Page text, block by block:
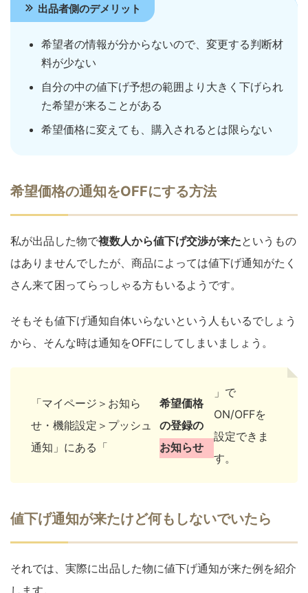
出品者側のデメリット
希望者の情報が分からないので、変更する判断材
料が少ない
自分の中の値下げ予想の範囲より大きく下げられ
た希望が来ることがある
希望価格に変えても、購入されるとは限らない
希望価格の通知をOFFにする方法
私が出品した物で複数人から値下げ交渉が来たというもの
はありませんでしたが、商品によっては値下げ通知がたく
さん来て困ってらっしゃる方もいるようです。
そもそも値下げ通知自体いらないという人もいるでしょう
から、そんな時は通知をOFFにしてしまいましょう。
「マイページ＞お知ら
せ・機能設定＞プッシュ
通知」にある「
希望価格
の登録の
お知らせ
」で
ON/OFFを
設定できま
す。
値下げ通知が来たけど何もしないでいたら
それでは、実際に出品した物に値下げ通知が来た例を紹介